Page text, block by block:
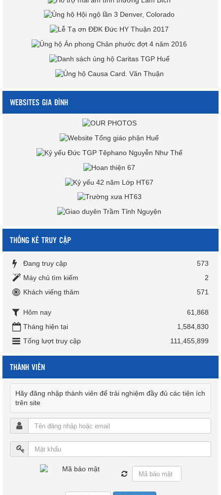
WEBSITES GIA ĐÌNH
THỐNG KÊ TRUY CẬP
Đang truy cập
573
Máy chủ tìm kiếm
2
Khách viếng thăm
571
Hôm nay
61,868
Tháng hiện tại
1,584,830
Tổng lượt truy cập
111,455,899
THÀNH VIÊN
Hãy đăng nhập thành viên để trải nghiệm đầy đủ các tiện ích
trên site